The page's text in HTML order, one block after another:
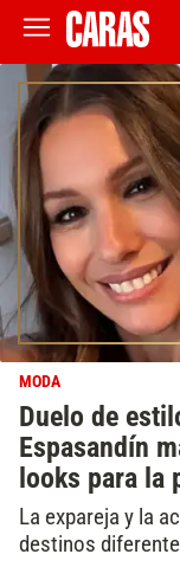
MODA
Duelo de
Espasandín
looks para la
La expareja y la
destinos